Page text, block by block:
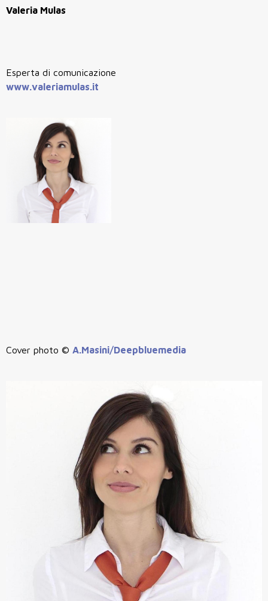
Valeria Mulas
Esperta di comunicazione
www.valeriamulas.it
Cover photo © A.Masini/Deepbluemedia